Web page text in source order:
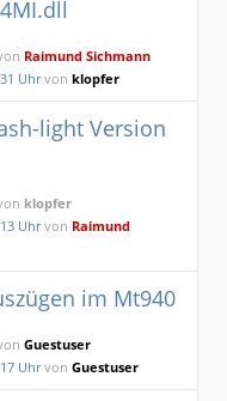
Raimund Sichmann
Uhrvonklopfer
light Version
klopfer
Uhrvon Raimund
im Mt940
Guestuser
UhrvonGuestuser